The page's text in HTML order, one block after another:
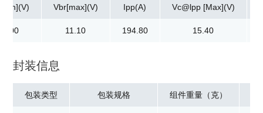
Vbr[max](V)
11.10
Ipp(A)
194.80
Vc@lpp [Max](V)
15.40
封装信息
包装类型 包装规格 组件重量（克）